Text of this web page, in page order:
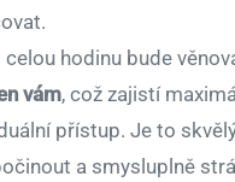
hodinu bude
vám, což zajistí
přístup. Je to
a smysluplně